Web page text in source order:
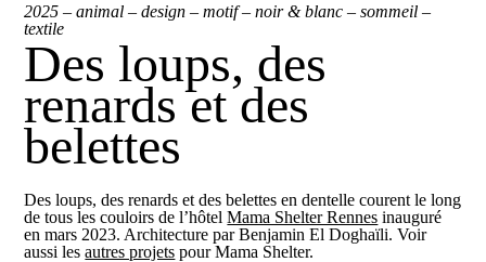
2025 –animal –design –motif–noir & blanc –sommeil –
textile
Des loups, des
renards et des
belettes
Des loups, des renards et des belettes en dentelle courent le long
de tous les couloirs de l’hôtelMama Shelter Rennes inauguré
en mars 2023. Architecture par Benjamin El Doghaïli. Voir
aussi lesautres projets pour Mama Shelter.